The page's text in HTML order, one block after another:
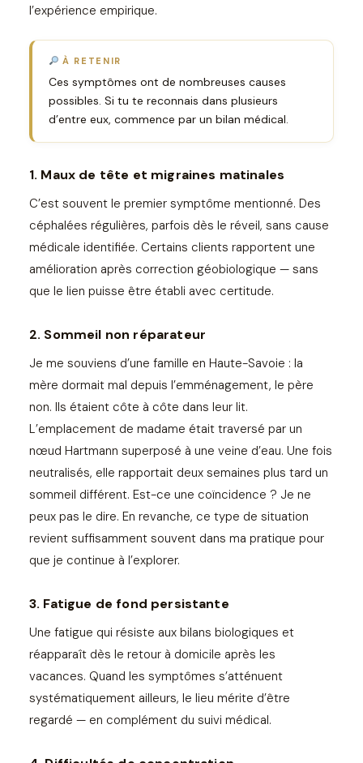
l’expérience empirique.
À RETENIR
Ces symptômes ont de nombreuses causes
possibles. Si tu te reconnais dans plusieurs
d’entre eux, commence par un bilan médical.
1. Maux de tête et migraines matinales
C’est souvent le premier symptôme mentionné. Des
céphalées régulières, parfois dès le réveil, sans cause
médicale identifiée. Certains clients rapportent une
amélioration après correction géobiologique — sans
que le lien puisse être établi avec certitude.
2. Sommeil non réparateur
Je me souviens d’une famille en Haute-Savoie : la
mère dormait mal depuis l’emménagement, le père
non. Ils étaient côte à côte dans leur lit.
L’emplacement de madame était traversé par un
nœud Hartmann superposé à une veine d’eau. Une fois
neutralisés, elle rapportait deux semaines plus tard un
sommeil différent. Est-ce une coïncidence ? Je ne
peux pas le dire. En revanche, ce type de situation
revient suffisamment souvent dans ma pratique pour
que je continue à l’explorer.
3. Fatigue de fond persistante
Une fatigue qui résiste aux bilans biologiques et
réapparaît dès le retour à domicile après les
vacances. Quand les symptômes s’atténuent
systématiquement ailleurs, le lieu mérite d’être
regardé — en complément du suivi médical.